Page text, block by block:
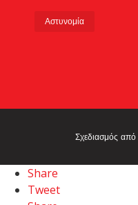
Αστυνομία
Σχεδιασμός από
Share
Tweet